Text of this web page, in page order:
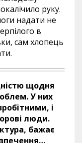
руку.
надати не
в
сам хлопець
щодня
У них
і
люди.
бажає